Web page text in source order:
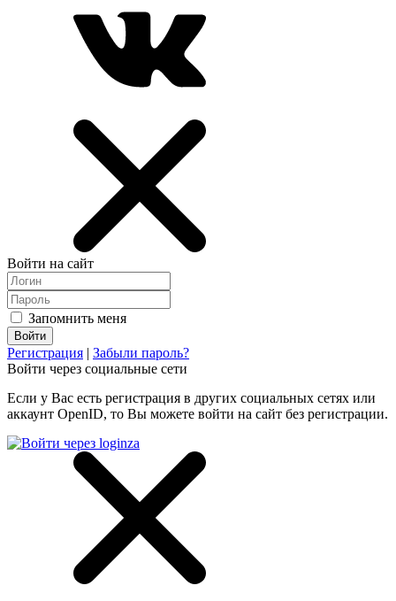
Войти на сайт
Запомнить меня
Регистрация | Забыли пароль?
Войти через социальные сети
Если у Вас есть регистрация в других социальных сетях или
аккаунт OpenID, то Вы можете войти на сайт без регистрации.